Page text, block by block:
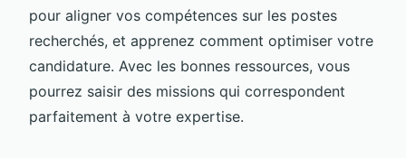
pour aligner vos compétences sur les postes
recherchés, et apprenez comment optimiser votre
candidature. Avec les bonnes ressources, vous
pourrez saisir des missions qui correspondent
parfaitement à votre expertise.